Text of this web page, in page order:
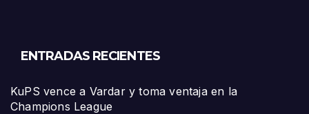
ENTRADAS RECIENTES
KuPS vence a Vardar y toma ventaja en la
Champions League